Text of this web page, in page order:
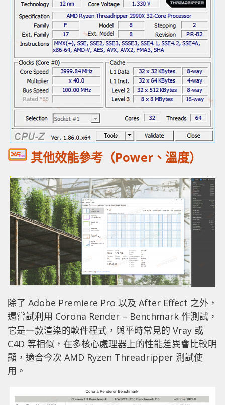
其他效能參考（Power、溫度）
除了 Adobe Premiere Pro 以及 After Effect 之外，
還嘗試利用 Corona Render – Benchmark 作測試，
它是一款渲染的軟件程式，與平時常見的 Vray 或
C4D 等相似，在多核心處理器上的性能差異會比較明
顯，適合今次 AMD Ryzen Threadripper 測試使
用。